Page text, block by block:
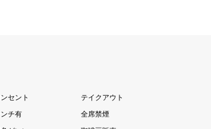
セント
テイクアウト
チ有
全席禁煙